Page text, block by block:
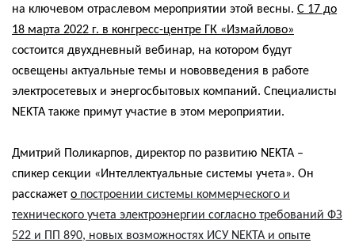
на ключевом отраслевом мероприятии этой весны. С 17 до
18 марта 2022 г. в конгресс-центре ГК «Измайлово»
состоится двухдневный вебинар, на котором будут
освещены актуальные темы и нововведения в работе
электросетевых и энергосбытовых компаний. Специалисты
NEKTA также примут участие в этом мероприятии.
Дмитрий Поликарпов, директор по развитию NEKTA –
спикер секции «Интеллектуальные системы учета». Он
расскажет о построении системы коммерческого и
технического учета электроэнергии согласно требований ФЗ
522 и ПП 890, новых возможностях ИСУ NEKTA и опыте